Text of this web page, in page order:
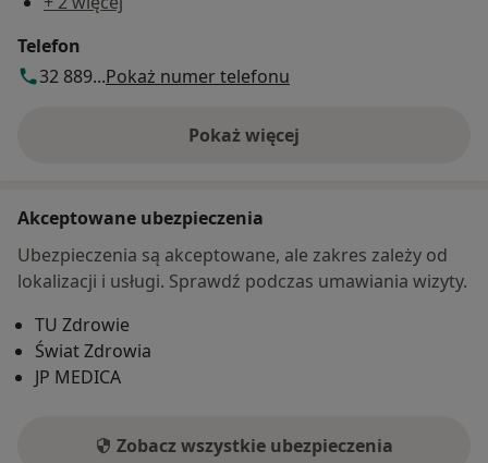
Telefon
32 889...Pokaż numer telefonu
Pokaż więcej
o adresie
Akceptowane ubezpieczenia
Ubezpieczenia są akceptowane, ale zakres zależy od
lokalizacji i usługi. Sprawdź podczas umawiania wizyty.
TU Zdrowie
Świat Zdrowia
JP MEDICA
Zobacz wszystkie ubezpieczenia